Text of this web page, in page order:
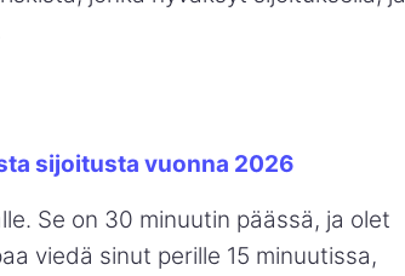
sijoitusta vuonna 2026
Se on 30 minuutin päässä, ja olet
viedä sinut perille 15 minuutissa,